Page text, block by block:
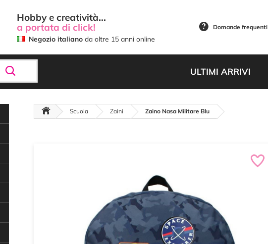
Hobby e creatività...
a portata di click!
Negozio italiano da oltre 15 anni online
Domande frequenti
ULTIMI ARRIVI
Scuola Zaini Zaino Nasa Militare Blu